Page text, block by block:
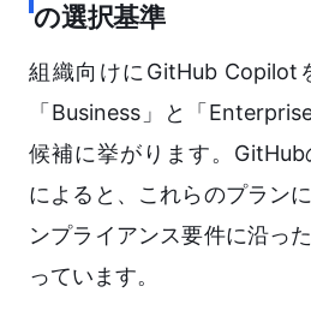
の選択基準
組織向けにGitHub Copilot
「Business」と「
候補に挙がります。GitHub
によると、これらのプラン
ンプライアンス要件に沿っ
っています。